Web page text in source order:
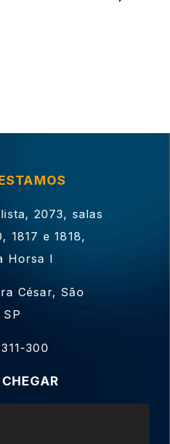
2073, salas
1817 e 1818,
Horsa I
César, São
300